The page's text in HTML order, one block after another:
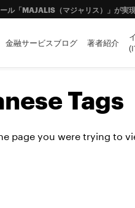
ープンバンキングの未来 第1回 ：規制
営＿Design Pivot 新しいデザインとの
金融サービスブログ 著者紹介
Tags
page you were trying to